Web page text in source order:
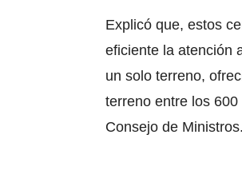
Explicó que, estos
eficiente la atención
un solo terreno,
terreno entre los
Consejo de Ministros.